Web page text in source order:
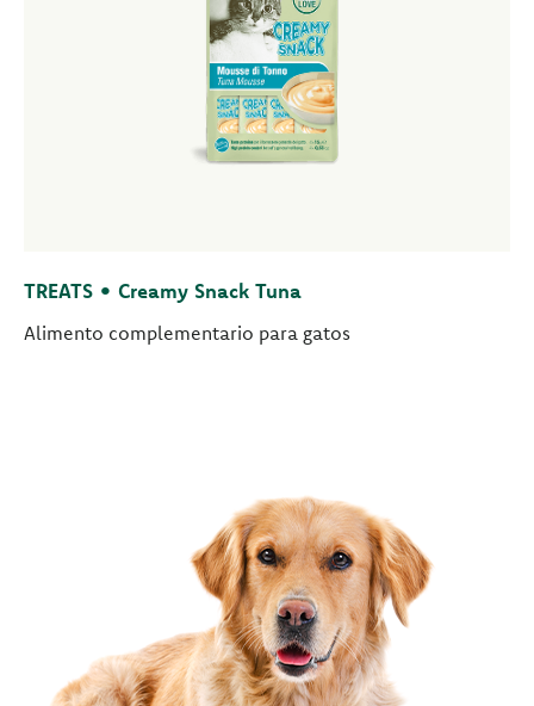
TREATS • Creamy Snack Tuna
Alimento complementario para gatos